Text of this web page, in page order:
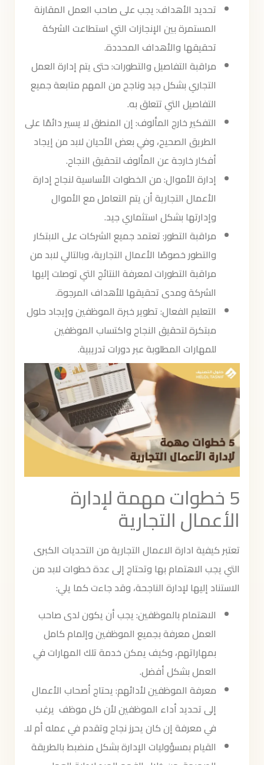
تحديد الأهداف: يجب على صاحب العمل المقارنة
المستمرة بين الإنجازات التي استطاعت الشركة
تحقيقها والأهداف المحددة.
مراقبة التفاصيل والتطورات: حتى يتم إدارة العمل
التجاري بشكل جيد وناجح من المهم متابعة جميع
التفاصيل التي تتعلق به.
التفكير خارج المألوف: إن المنطق لا يسير دائمًا على
الطريق الصحيح، وفي بعض الأحيان لابد من إيجاد
أفكار خارجة عن المألوف لتحقيق النجاح.
إدارة الأموال: من الخطوات الأساسية لنجاح إدارة
الأعمال التجارية أن يتم التعامل مع الأموال
وإدارتها بشكل استثماري جيد.
مراقبة التطور: تعتمد جميع الشركات على الابتكار
والتطور خصوصًا الأعمال التجارية، وبالتالي لابد من
مراقبة التطورات لمعرفة النتائج التي توصلت إليها
الشركة ومدى تحقيقها للأهداف المرجوة.
التعليم الفعال: تطوير خبرة الموظفين وإيجاد حلول
مبتكرة لتحقيق النجاح واكتساب الموظفين
للمهارات المطلوبة عبر دورات تدريبية.
5 خطوات مهمة لإدارة
الأعمال التجارية
تعتبر كيفية ادارة الاعمال التجارية من التحديات الكبرى
التي يجب الاهتمام بها وتحتاج إلى عدة خطوات لابد من
الاستناد إليها لإدارة الناجحة، وقد جاءت كما يلي:
الاهتمام بالموظفين: يجب أن يكون لدى صاحب
العمل معرفة بجميع الموظفين وإلمام كامل
بمهاراتهم، وكيف يمكن خدمة تلك المهارات في
العمل بشكل أفضل.
معرفة الموظفين لأدائهم: يحتاج أصحاب الأعمال
إلى تحديد أداء الموظفين لأن كل موظف يرغب
في معرفة إن كان يحرز نجاح وتقدم في عمله أم لا.
القيام بمسؤوليات الإدارة بشكل منضبط بالطريقة